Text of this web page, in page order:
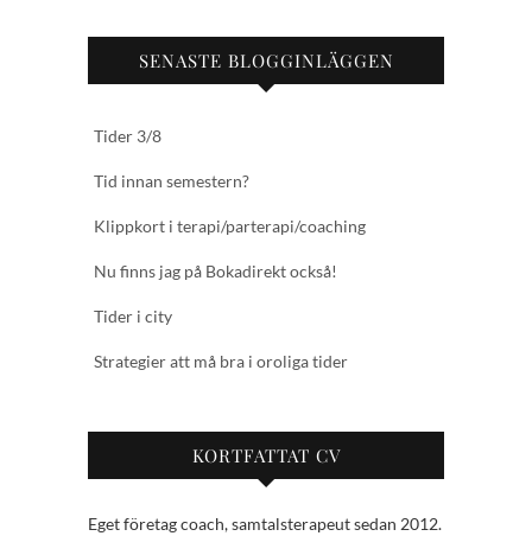
SENASTE BLOGGINLÄGGEN
Tider 3/8
Tid innan semestern?
Klippkort i terapi/parterapi/coaching
Nu finns jag på Bokadirekt också!
Tider i city
Strategier att må bra i oroliga tider
KORTFATTAT CV
Eget företag coach, samtalsterapeut sedan 2012.